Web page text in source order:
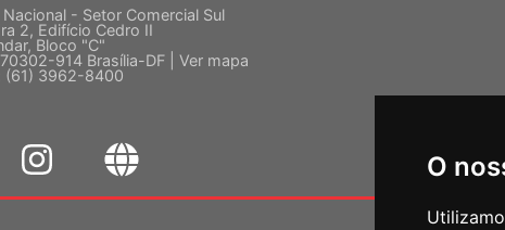
O
Nacional - Setor Comercial Sul
2, Edifício Cedro II
Bloco "C"
914 Brasília-DF | Ver mapa
(61) 3962-8400